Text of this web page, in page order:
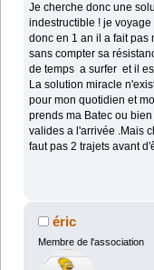
Je cherche donc une
indestructible ! je
donc en 1 an il a fait pas
sans compter sa
de temps a surfer et il
La solution miracle
pour mon quotidien et
prends ma Batec ou
valides a l'arrivée .Mais
faut pas 2 trajets avant
éric
Membre de l'association